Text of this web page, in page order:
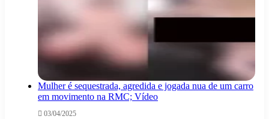
Mulher é sequestrada, agredida e jogada nua de um carro
em movimento na RMC; Vídeo
03/04/2025